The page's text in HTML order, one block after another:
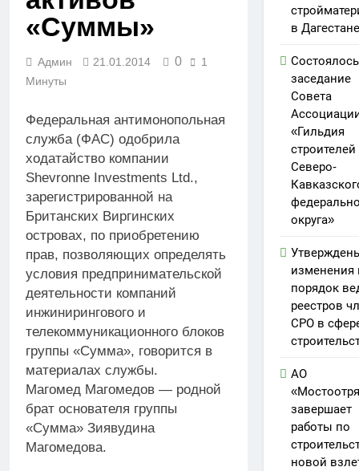
«Суммы»
Админ 21.01.2014 0
1
Минуты
Федеральная антимонопольная
служба (ФАС) одобрила
ходатайство компании
Shevronne Investments Ltd.,
зарегистрированной на
Британских Виргинских
островах, по приобретению
прав, позволяющих определять
условия предпринимательской
деятельности компаний
инжинирингового и
телекоммуникационного блоков
группы «Сумма», говорится в
материалах службы.
Магомед Магомедов — родной
брат основателя группы
«Сумма» Зиявудина
Магомедова.
в Дагестане
Состоялось
заседание
Совета
«Гильдия
строителей
Северо-
округа»
изменения
порядок
реестров
СРО в
АО
завершает
работы по
новой